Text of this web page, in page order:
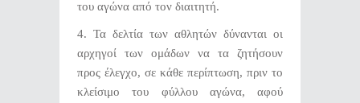
του αγώνα από τον διαιτητή.
4. Τα δελτία των αθλητών δύνανται οι
αρχηγοί των ομάδων να τα ζητήσουν
προς έλεγχο, σε κάθε περίπτωση, πριν το
κλείσιμο του φύλλου αγώνα, αφού